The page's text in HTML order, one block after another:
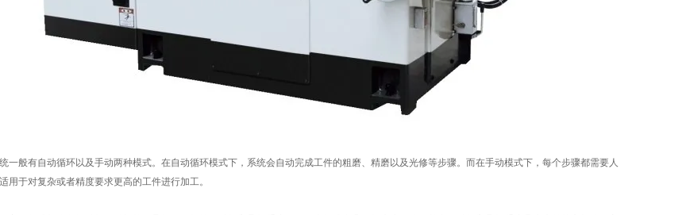
般有自动循环以及手动两种模式。在自动循环模式下，系统会自动完成工件的粗磨、精磨以及光修等步骤。而在手动模式下，每个步骤都需要人
用于对复杂或者精度要求更高的工件进行加工。